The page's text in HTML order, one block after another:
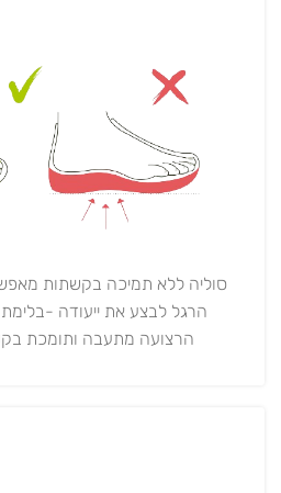
סוליה ללא תמיכה בקשתות
הרגל לבצע את ייעודה -בלימת
הרצועה מתעבה ותומכת